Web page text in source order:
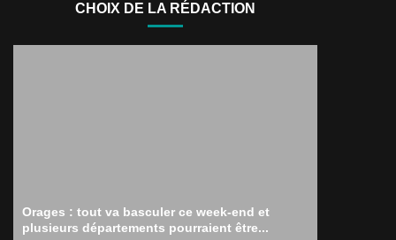
CHOIX DE LA RÉDACTION
Orages : tout va basculer ce week-end et
plusieurs départements pourraient être...